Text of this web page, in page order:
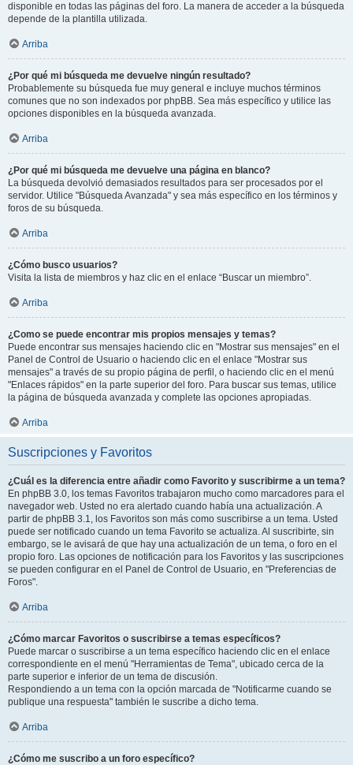
disponible en todas las páginas del foro. La manera de acceder a la búsqueda
depende de la plantilla utilizada.
Arriba
¿Por qué mi búsqueda me devuelve ningún resultado?
Probablemente su búsqueda fue muy general e incluye muchos términos
comunes que no son indexados por phpBB. Sea más específico y utilice las
opciones disponibles en la búsqueda avanzada.
Arriba
¿Por qué mi búsqueda me devuelve una página en blanco?
La búsqueda devolvió demasiados resultados para ser procesados por el
servidor. Utilice "Búsqueda Avanzada" y sea más específico en los términos y
foros de su búsqueda.
Arriba
¿Cómo busco usuarios?
Visita la lista de miembros y haz clic en el enlace “Buscar un miembro”.
Arriba
¿Como se puede encontrar mis propios mensajes y temas?
Puede encontrar sus mensajes haciendo clic en "Mostrar sus mensajes" en el
Panel de Control de Usuario o haciendo clic en el enlace "Mostrar sus
mensajes" a través de su propio página de perfil, o haciendo clic en el menú
"Enlaces rápidos" en la parte superior del foro. Para buscar sus temas, utilice
la página de búsqueda avanzada y complete las opciones apropiadas.
Arriba
Suscripciones y Favoritos
¿Cuál es la diferencia entre añadir como Favorito y suscribirme a un tema?
En phpBB 3.0, los temas Favoritos trabajaron mucho como marcadores para el
navegador web. Usted no era alertado cuando había una actualización. A
partir de phpBB 3.1, los Favoritos son más como suscribirse a un tema. Usted
puede ser notificado cuando un tema Favorito se actualiza. Al suscribirte, sin
embargo, se le avisará de que hay una actualización de un tema, o foro en el
propio foro. Las opciones de notificación para los Favoritos y las suscripciones
se pueden configurar en el Panel de Control de Usuario, en "Preferencias de
Foros".
Arriba
¿Cómo marcar Favoritos o suscribirse a temas específicos?
Puede marcar o suscribirse a un tema específico haciendo clic en el enlace
correspondiente en el menú "Herramientas de Tema", ubicado cerca de la
parte superior e inferior de un tema de discusión.
Respondiendo a un tema con la opción marcada de "Notificarme cuando se
publique una respuesta" también le suscribe a dicho tema.
Arriba
¿Cómo me suscribo a un foro específico?